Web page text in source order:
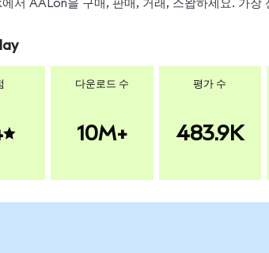
서 AALon을 구매, 판매, 거래, 스왑하세요. 가장
다운로드 수
10M+
평가 수
483.9K